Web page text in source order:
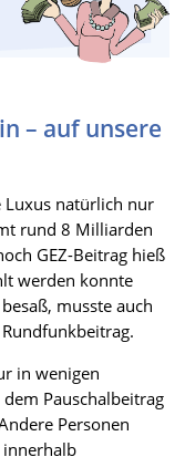
– auf unsere
Luxus natürlich nur
rund 8 Milliarden
GEZ-Beitrag hieß
werden konnte
musste auch
in wenigen
Pauschalbeitrag
Personen